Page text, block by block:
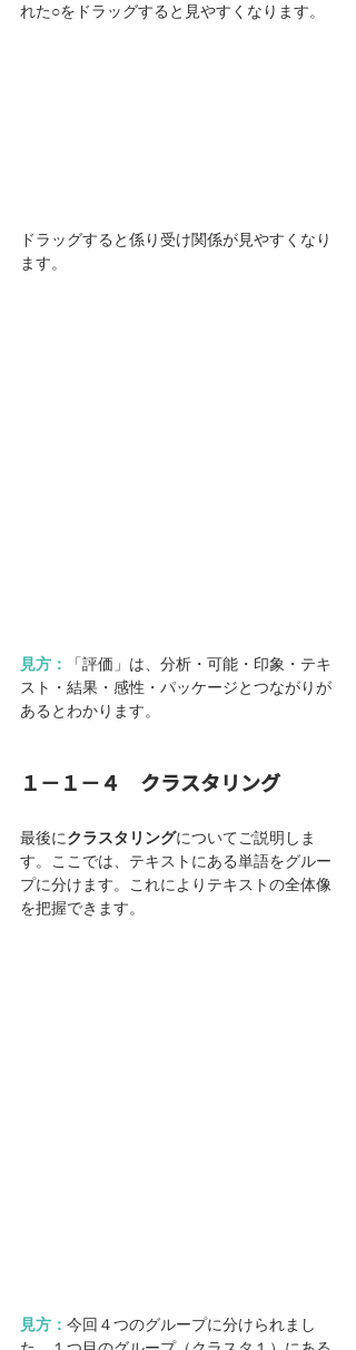
れた○をドラッグすると見やすくなります。
ドラッグすると係り受け関係が見やすくなり
ます。
見方：
「評価」は、分析・可能・印象・テキ
スト・結果・感性・パッケージとつながりが
あるとわかります。
１－１－４　クラスタリング
最後にクラスタリングについてご説明しま
す。ここでは、テキストにある単語をグルー
プに分けます。これによりテキストの全体像
を把握できます。
見方： 今回４つのグループに分けられまし